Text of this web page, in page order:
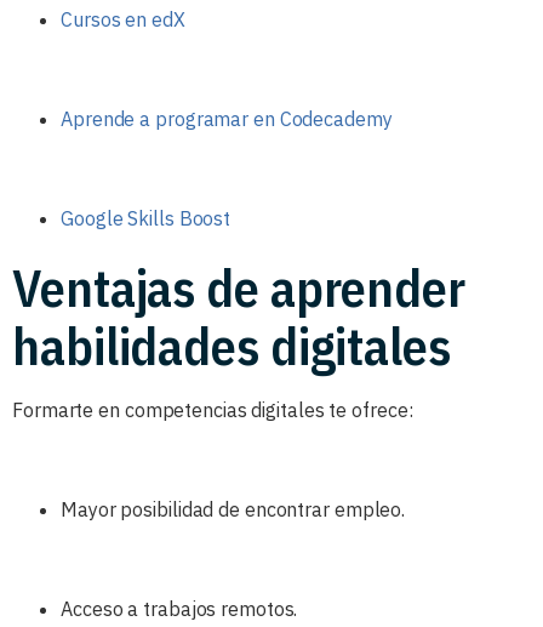
Cursos en edX
Aprende a programar en Codecademy
Google Skills Boost
Ventajas de aprender
habilidades digitales
Formarte en competencias digitales te ofrece:
Mayor posibilidad de encontrar empleo.
Acceso a trabajos remotos.